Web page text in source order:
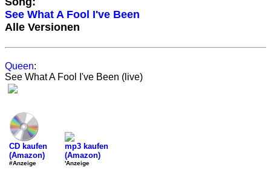
See What A Fool I've Been
Alle Versionen
Queen:
See What A Fool I've Been (live)
CD kaufen
(Amazon)
#Anzeige
mp3 kaufen
(Amazon)
'Anzeige